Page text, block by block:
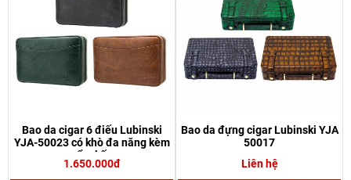
Bao da cigar 6 điếu Lubinski
YJA-50023 có khò đa năng kèm
ẩm kế
1.650.000đ
Bao da đựng cigar Lubinski YJA
50017
Liên hệ